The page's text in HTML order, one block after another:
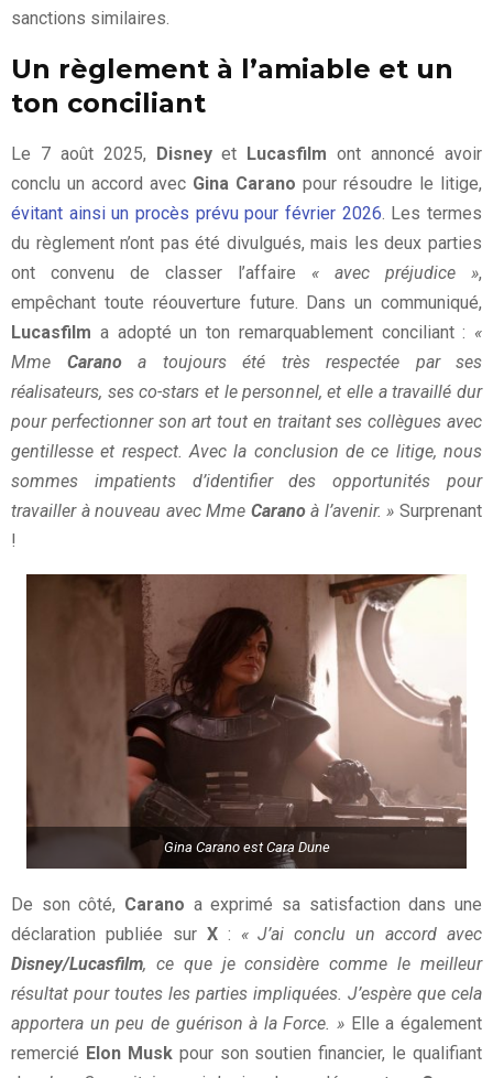
sanctions similaires.
Un règlement à l’amiable et un
ton conciliant
Le 7 août 2025, Disneyet Lucasfilm ont annoncé avoir
conclu un accord avec Gina Carano pour résoudre le litige,
évitant ainsi un procès prévu pour février 2026. Les termes
du règlement n’ont pas été divulgués, mais les deux parties
ont convenu de classer l’affaire « avec préjudice »,
empêchant toute réouverture future. Dans un communiqué,
Lucasfilm a adopté un ton remarquablement conciliant : «
Mme Caranoa toujours été très respectée par ses
réalisateurs, ses co-stars et le personnel, et elle a travaillé dur
pour perfectionner son art tout en traitant ses collègues avec
gentillesse et respect. Avec la conclusion de ce litige, nous
sommes impatients d’identifier des opportunités pour
travailler à nouveau avec Mme Caranoà l’avenir. »Surprenant
!
Gina Carano est Cara Dune
De son côté, Carano a exprimé sa satisfaction dans une
déclaration publiée surX: « J’ai conclu un accord avec
Disney/Lucasfilm, ce que je considère comme le meilleur
résultat pour toutes les parties impliquées. J’espère que cela
apportera un peu de guérison à la Force. » Elle a également
remercié Elon Muskpour son soutien financier, le qualifiant